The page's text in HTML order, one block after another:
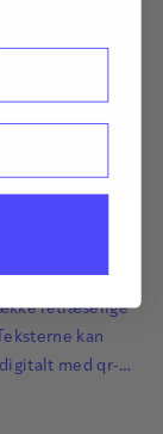
letlæselige
kan
med qr-